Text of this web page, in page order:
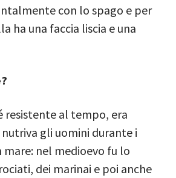
con lo spago e per
ha una faccia liscia e una
resistente al tempo, era
gli uomini durante i
mare: nel medioevo fu lo
dei marinai e poi anche